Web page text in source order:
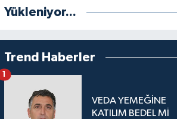
Yükleniyor...
Trend Haberler
VEDA YEMEĞİNE
KATILIM BEDEL Mİ
1